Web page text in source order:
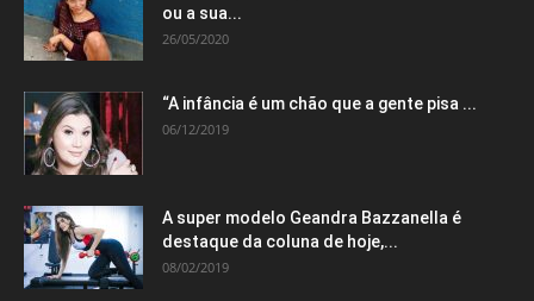
ou a sua...
26/05/2020
“A infância é um chão que a gente pisa ...
06/12/2019
A super modelo Geandra Bazzanella é
destaque da coluna de hoje,...
08/02/2019